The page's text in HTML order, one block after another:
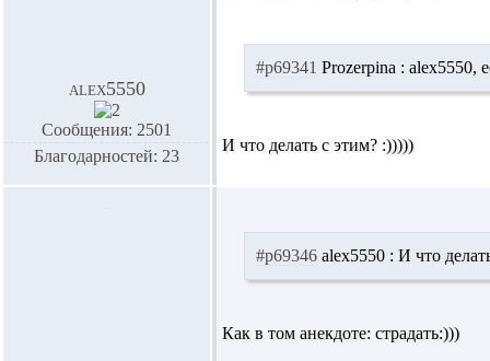
alex5550
Сообщения: 2501
Благодарностей: 23
#p69341 Prozerpina : alex5550,
И что делать с этим? :)))))
#p69346 alex5550 : И что
Как в том анекдоте: страдать:)))